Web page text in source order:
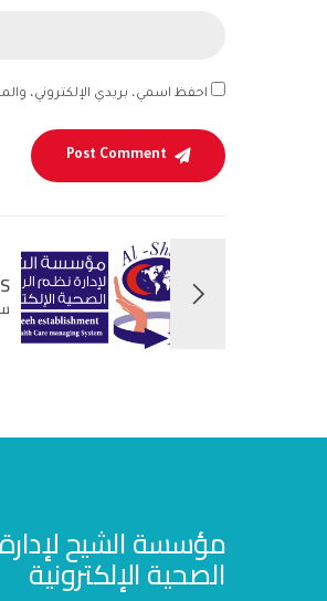
احفظ اسمي، بريدي الإلكتروني،
Post Comment
مؤسسة الشيح
الصحية الإلكترونية